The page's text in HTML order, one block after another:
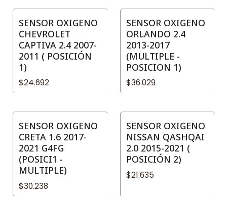
SENSOR OXIGENO
CHEVROLET
CAPTIVA 2.4 2007-
2011 ( POSICIÓN
1)
$24.692
SENSOR OXIGENO
ORLANDO 2.4
2013-2017
(MULTIPLE -
POSICION 1)
$36.029
SENSOR OXIGENO
CRETA 1.6 2017-
2021 G4FG
(POSICI1 -
MULTIPLE)
$30.238
SENSOR OXIGENO
NISSAN QASHQAI
2.0 2015-2021 (
POSICIÓN 2)
$21.635